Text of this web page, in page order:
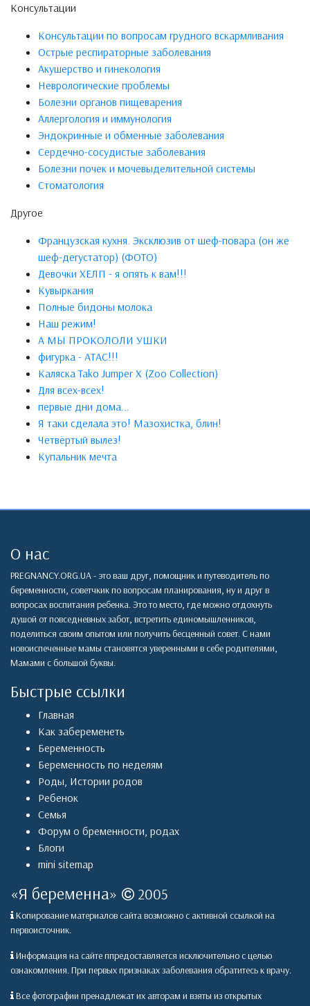
Консультации
Консультации по вопросам грудного вскармливания
Острые респираторные заболевания
Акушерство и гинекология
Неврологические проблемы
Болезни органов пищеварения
Аллергология и иммунология
Эндокринные и обменные заболевания
Сердечно-сосудистые заболевания
Болезни почек и мочевыделительной системы
Стоматология
Другое
Французская кухня. Эксклюзив от шеф-повара (он же
шеф-дегустатор) (ФОТО)
Девочки ХЕЛП - я опять к вам!!!
Кувыркания
Полные бидоны молока
Наш режим!
А МЫ ПРОКОЛОЛИ УШКИ
фигурка - АТАС!!!
Каляска Tako Jumper X (Zoo Collection)
Для всех-всех!
первые дни дома...
Я таки сделала это! Мазохистка, блин!
Четвёртый вылез!
Купальник мечта
О нас
PREGNANCY.ORG.UA - это ваш друг, помощник и путеводитель по
беременности, советчкик по вопросам планирования, ну и друг в
вопросах воспитания ребенка. Это то место, где можно отдохнуть
душой от повседневных забот, встретить единомышленников,
поделиться своим опытом или получить бесценный совет. С нами
новоиспеченные мамы становятся уверенными в себе родителями,
Мамами с большой буквы.
Быстрые ссылки
Главная
Как забеременеть
Беременность
Беременность по неделям
Роды, Истории родов
Ребенок
Семья
Форум о бременности, родах
Блоги
mini sitemap
«Я беременна» 2005
Копирование материалов сайта возможно с активной ссылкой на
первоисточник.
Информация на сайте ппредоставляется исключительно с целью
ознакомления. При первых признаках заболевания обратитесь к врачу.
Все фотографии пренадлежат их авторам и взяты из открытых